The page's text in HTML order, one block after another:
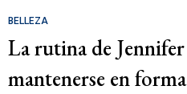
BELLEZA
La rutina de
mantenerse en forma